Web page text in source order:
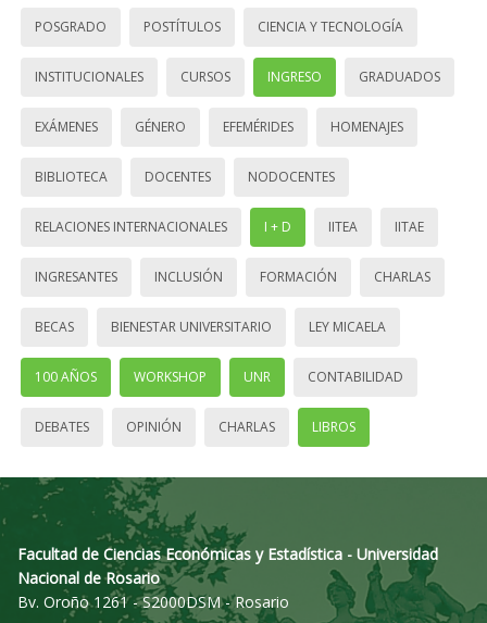
POSGRADO POSTÍTULOS CIENCIA Y TECNOLOGÍA
INSTITUCIONALES CURSOS INGRESO GRADUADOS
EXÁMENES GÉNERO EFEMÉRIDES HOMENAJES
BIBLIOTECA DOCENTES NODOCENTES
RELACIONES INTERNACIONALES I + D IITEA IITAE
INGRESANTES INCLUSIÓN FORMACIÓN CHARLAS
BECAS BIENESTAR UNIVERSITARIO LEY MICAELA
100 AÑOS WORKSHOP UNR CONTABILIDAD
DEBATES OPINIÓN CHARLAS LIBROS
Facultad de Ciencias Económicas y Estadística - Universidad
Nacional de Rosario
Bv. Oroño 1261 - S2000DSM - Rosario